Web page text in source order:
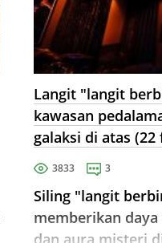
Langit "langit
kawasan
galaksi di atas (22
3833 3
Siling "langit
memberikan